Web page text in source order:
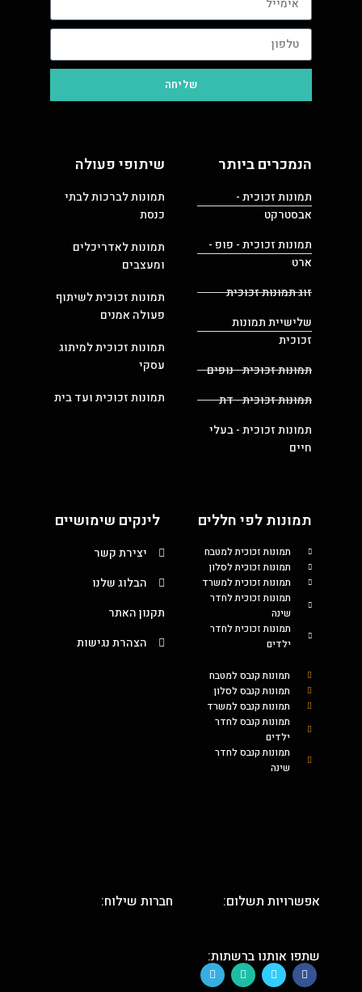
שליחה
הנמכרים ביותר
תמונות זכוכית -
אבסטרקט
תמונות זכוכית - פופ -
ארט
זוג תמונות זכוכית
שלישיית תמונות
זכוכית
תמונות זכוכית - נופים
תמונות זכוכית - דת
תמונות זכוכית - בעלי
חיים
שיתופי פעולה
תמונות לברכות לבתי
כנסת
תמונות לאדריכלים
ומעצבים
תמונות זכוכית לשיתוף
פעולה אמנים
תמונות זכוכית למיתוג
עסקי
תמונות זכוכית ועד בית
תמונות לפי חללים
תמונות זכוכית למטבח
תמונות זכוכית לסלון
תמונות זכוכית למשרד
תמונות זכוכית לחדר
שינה
תמונות זכוכית לחדר
ילדים
תמונות קנבס למטבח
תמונות קנבס לסלון
תמונות קנבס למשרד
תמונות קנבס לחדר
ילדים
תמונות קנבס לחדר
שינה
לינקים שימושיים
יצירת קשר
הבלוג שלנו
תקנון האתר
הצהרת נגישות
אפשרויות תשלום: חברות שילוח:
שתפו אותנו ברשתות: